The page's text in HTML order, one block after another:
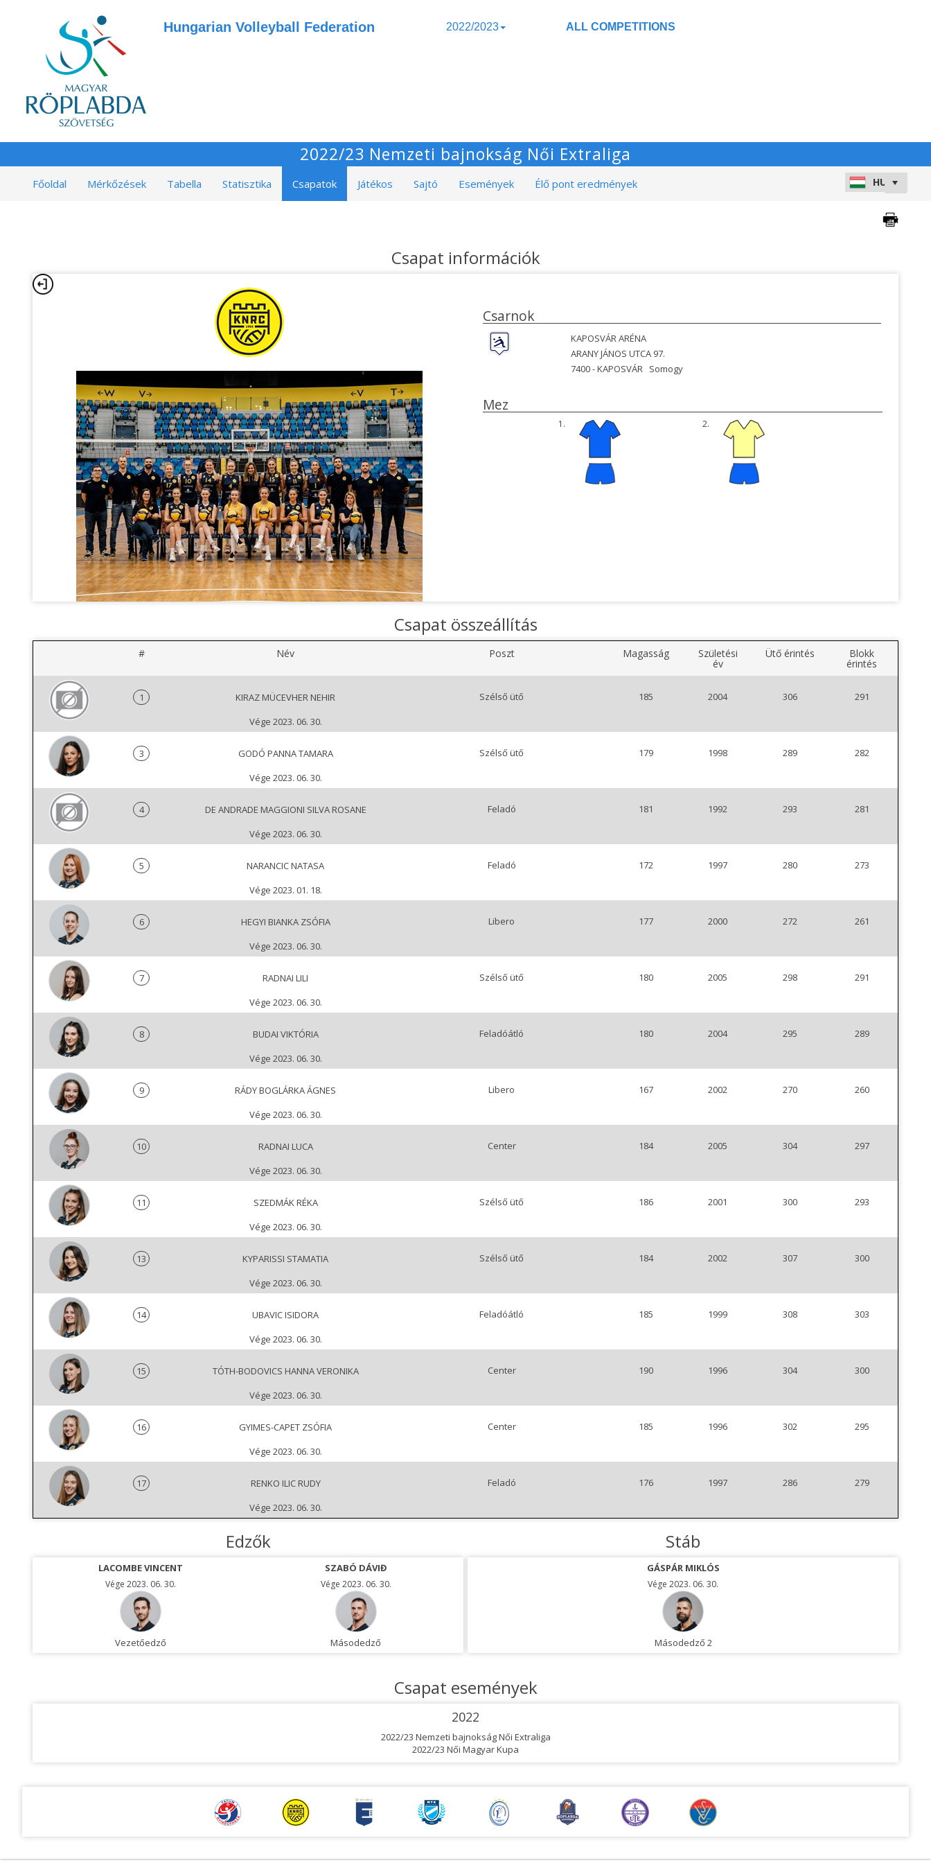
Hungarian Volleyball Federation 2022/2023 ALL COMPETITIONS
2022/23 Nemzeti bajnokság Női Extraliga
Főoldal Mérkőzések Tabella Statisztika Csapatok Játékos Sajtó Események Élő pont eredmények
Csapat információk
Csarnok
KAPOSVÁR ARÉNA
ARANY JÁNOS UTCA 97.
7400 -KAPOSVÁR Somogy
Mez
1. 2.
Csapat összeállítás
# Név Poszt Magasság Születési
év
Ütő érintés Blokk
érintés
1
KIRAZ MÜCEVHER NEHIR
Vége 2023. 06. 30.
Szélső ütő 185 2004 306 291
3
GODÓ PANNA TAMARA
Vége 2023. 06. 30.
Szélső ütő 179 1998 289 282
4
DE ANDRADE MAGGIONI SILVA ROSANE
Vége 2023. 06. 30.
Feladó 181 1992 293 281
5
NARANCIC NATASA
Vége 2023. 01. 18.
Feladó 172 1997 280 273
6
HEGYI BIANKA ZSÓFIA
Vége 2023. 06. 30.
Libero 177 2000 272 261
7
RADNAI LILI
Vége 2023. 06. 30.
Szélső ütő 180 2005 298 291
8
BUDAI VIKTÓRIA
Vége 2023. 06. 30.
Feladóátló 180 2004 295 289
9
RÁDY BOGLÁRKA ÁGNES
Vége 2023. 06. 30.
Libero 167 2002 270 260
10
RADNAI LUCA
Vége 2023. 06. 30.
Center 184 2005 304 297
11
SZEDMÁK RÉKA
Vége 2023. 06. 30.
Szélső ütő 186 2001 300 293
13
KYPARISSI STAMATIA
Vége 2023. 06. 30.
Szélső ütő 184 2002 307 300
14
UBAVIC ISIDORA
Vége 2023. 06. 30.
Feladóátló 185 1999 308 303
15
TÓTH-BODOVICS HANNA VERONIKA
Vége 2023. 06. 30.
Center 190 1996 304 300
16
GYIMES-CAPET ZSÓFIA
Vége 2023. 06. 30.
Center 185 1996 302 295
17
RENKO ILIC RUDY
Vége 2023. 06. 30.
Feladó 176 1997 286 279
Edzők
LACOMBE VINCENT
Vége 2023. 06. 30.
Vezetőedző
SZABÓ DÁVIĐ
Vége 2023. 06. 30.
Másodedző
Stáb
GÁSPÁR MIKLÓS
Vége 2023. 06. 30.
Másodedző 2
Csapat események
2022
2022/23 Nemzeti bajnokság Női Extraliga
2022/23 Női Magyar Kupa